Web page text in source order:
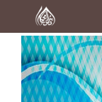
Home
Al-Quran
Books